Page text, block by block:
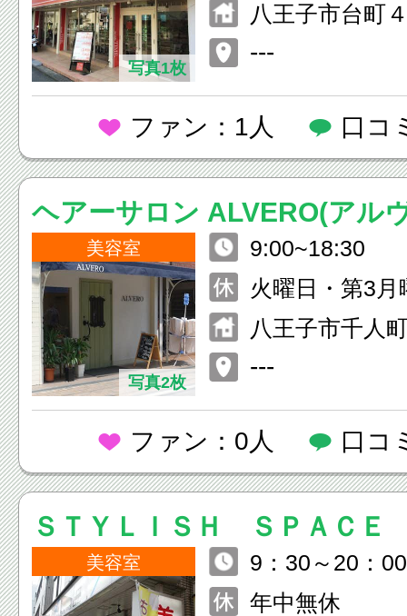
写真1枚
八王子市台町
---
ファン：1人 口コ
ヘアーサロン ALVERO(アル
美容室
写真2枚
9:00~18:30
火曜日・第3月
八王子市千人
---
ファン：0人 口コ
ＳＴＹＬＩＳＨ ＳＰＡＣＥ
美容室
9：30～20：00
年中無休